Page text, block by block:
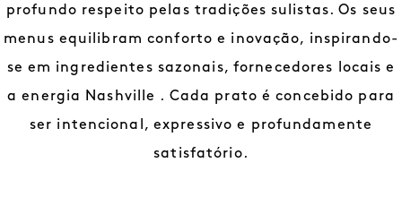
profundo respeito pelas tradições sulistas. Os seus
menus equilibram conforto e inovação, inspirando-
se em ingredientes sazonais, fornecedores locais e
a energia Nashville . Cada prato é concebido para
ser intencional, expressivo e profundamente
satisfatório.